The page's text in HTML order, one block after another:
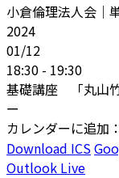
小倉倫理法人会｜
2024
01/12
18:30 - 19:30
基礎講座 「丸山
ー
カレンダーに追加：
Download ICS
Outlook Live